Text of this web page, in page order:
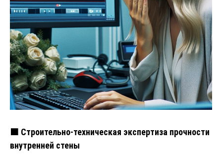
🟧 Строительно-техническая экспертиза прочности
внутренней стены